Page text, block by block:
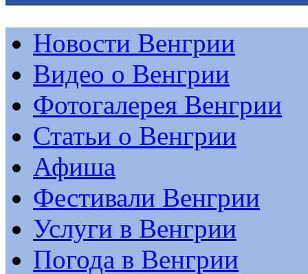
Новости Венгрии
Видео о Венгрии
Фотогалерея Венгрии
Статьи о Венгрии
Афиша
Фестивали Венгрии
Услуги в Венгрии
Погода в Венгрии